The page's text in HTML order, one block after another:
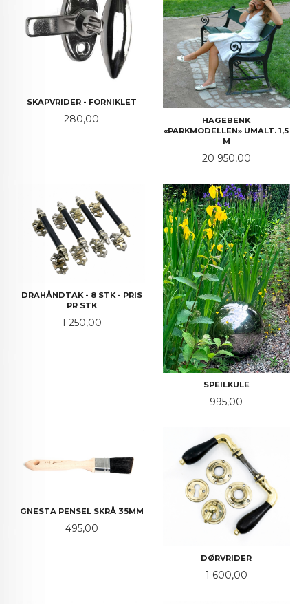
SKAPVRIDER - FORNIKLET
Pris
280,00
HAGEBENK
«PARKMODELLEN» UMALT. 1,5
M
Pris
20 950,00
DRAHÅNDTAK - 8 STK - PRIS
PR STK
Pris
1 250,00
SPEILKULE
Pris
995,00
GNESTA PENSEL SKRÅ 35MM
Pris
495,00
DØRVRIDER
Pris
1 600,00